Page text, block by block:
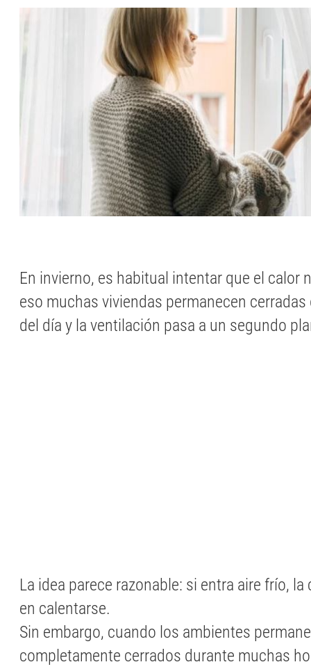
En invierno, es habitual intentar que el calor
eso muchas viviendas permanecen
del día y la ventilación pasa a un segundo
La idea parece razonable: si entra aire frío,
en calentarse.
Sin embargo, cuando los ambientes
completamente cerrados durante muchas